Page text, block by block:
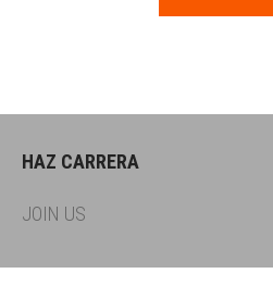
HAZ CARRERA
JOIN US